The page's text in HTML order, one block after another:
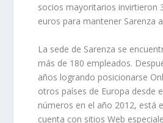
socios mayoritarios invirtieron
euros para mantener Sarenza
La sede de Sarenza se
más de 180 empleados.
años logrando posicionarse
otros países de Europa desde
números en el año 2012, está
cuenta con sitios Web